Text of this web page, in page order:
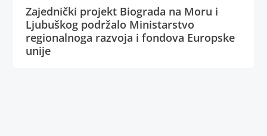
Zajednički projekt Biograda na Moru i
Ljubuškog podržalo Ministarstvo
regionalnoga razvoja i fondova Europske
unije